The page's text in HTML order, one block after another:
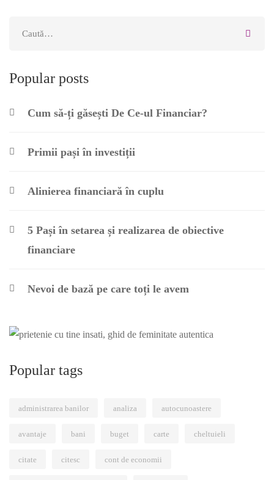
Popular posts
Cum să-ți găsești De Ce-ul Financiar?
Primii pași în investiții
Alinierea financiară în cuplu
5 Pași în setarea și realizarea de obiective
financiare
Nevoi de bază pe care toți le avem
Popular tags
administrarea banilor analiza autocunoastere
avantaje bani buget carte cheltuieli
citate citesc cont de economii